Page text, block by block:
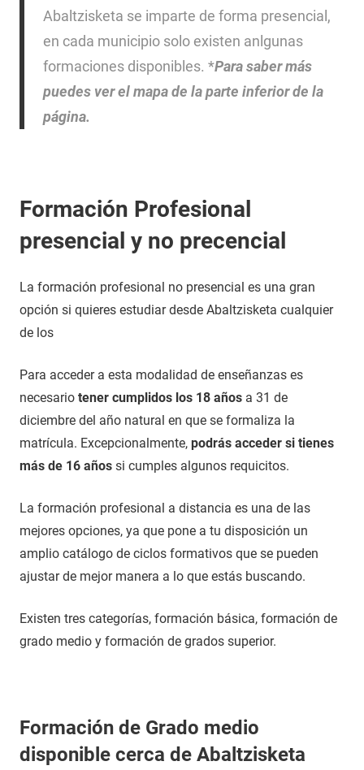
Abaltzisketa se imparte de forma presencial,
en cada municipio solo existen anlgunas
formaciones disponibles. *Para saber más
puedes ver el mapa de la parte inferior de la
página.
Formación Profesional
presencial y no precencial
La formación profesional no presencial es una gran
opción si quieres estudiar desde Abaltzisketa cualquier
de los
Para acceder a esta modalidad de enseñanzas es
necesario tener cumplidos los 18 años a 31 de
diciembre del año natural en que se formaliza la
matrícula. Excepcionalmente, podrás acceder si tienes
más de 16 años si cumples algunos requicitos.
La formación profesional a distancia es una de las
mejores opciones, ya que pone a tu disposición un
amplio catálogo de ciclos formativos que se pueden
ajustar de mejor manera a lo que estás buscando.
Existen tres categorías, formación básica, formación de
grado medio y formación de grados superior.
Formación de Grado medio
disponible cerca de Abaltzisketa